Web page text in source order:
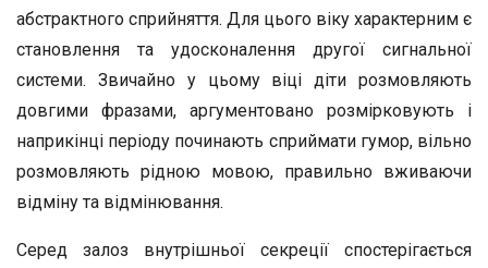
абстрактного сприйняття. Для цього віку характерним є
становлення та удосконалення другої сигнальної
системи. Звичайно у цьому віці діти розмовляють
довгими фразами, аргументовано розмірковують і
наприкінці періоду починають сприймати гумор, вільно
розмовляють рідною мовою, правильно вживаючи
відміну та відмінювання.
Серед залоз внутрішньої секреції спостерігається